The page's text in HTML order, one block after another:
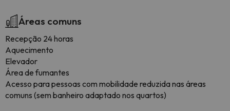
Áreas comuns
Recepção 24 horas
Aquecimento
Elevador
Área de fumantes
Acesso para pessoas com mobilidade reduzida nas áreas
comuns (sem banheiro adaptado nos quartos)